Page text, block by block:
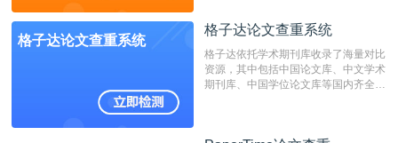
编辑部检测来稿和已发表的文献,检测
测时注意填写第一作者,才能排除已发
表文献复制比。（限制字符数1万）
格子达论文查重系统
格子达论文查重系统
格子达依托学术期刊库收录了海量对比
资源，其中包括中国论文库、中文学术
期刊库、中国学位论文库等国内齐全的